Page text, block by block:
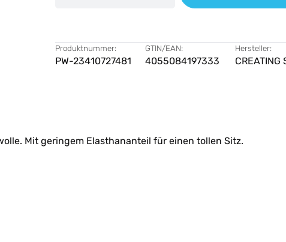
Produktnummer:
PW-23410727481
GTIN/EAN:
4055084197333
Hersteller:
CREATING
Mit geringem Elasthananteil für einen tollen Sitz.